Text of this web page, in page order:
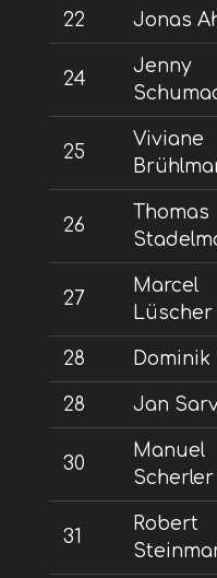
22 Jonas
24
Jenny
25
Viviane
26
Thomas
27
Marcel
Lüscher
28 Dominik
28 Jan
30
Manuel
Scherler
31
Robert